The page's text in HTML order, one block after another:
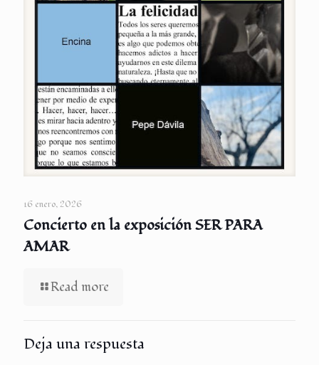
16 enero, 2026
Concierto en la exposición SER PARA
AMAR
Read more
Deja una respuesta